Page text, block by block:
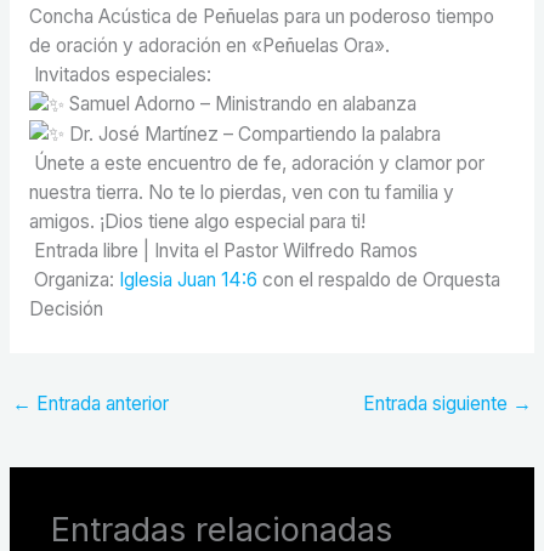
Concha Acústica de Peñuelas para un poderoso tiempo
de oración y adoración en «Peñuelas Ora».
Invitados especiales:
Samuel Adorno – Ministrando en alabanza
Dr. José Martínez – Compartiendo la palabra
Únete a este encuentro de fe, adoración y clamor por
nuestra tierra. No te lo pierdas, ven con tu familia y
amigos. ¡Dios tiene algo especial para ti!
Entrada libre | Invita el Pastor Wilfredo Ramos
Organiza: Iglesia Juan 14:6 con el respaldo de Orquesta
Decisión
← Entrada anterior Entrada siguiente →
Entradas relacionadas